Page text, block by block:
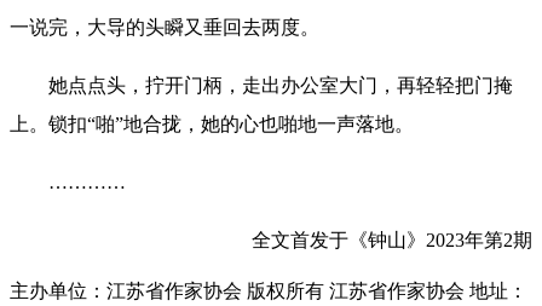
一说完，大导的头瞬又垂回去两度。
她点点头，拧开门柄，走出办公室大门，再轻轻把门掩
上。锁扣“啪”地合拢，她的心也啪地一声落地。
…………
全文首发于《钟山》2023年第2期
主办单位：江苏省作家协会 版权所有 江苏省作家协会 地址：